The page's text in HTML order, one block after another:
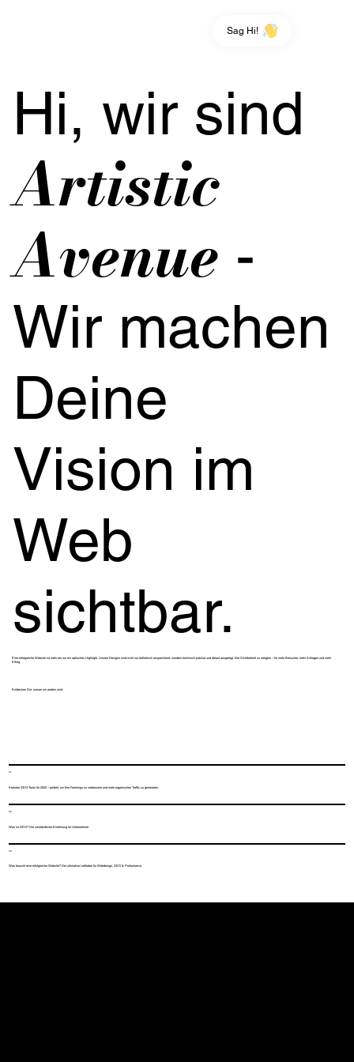
Sag Hi!
Hi, wir sind
Artistic
Avenue -
Wir machen
Deine
Vision im
Web
sichtbar.
Eine erfolgreiche Website ist mehr als nur ein optisches Highlight. Unsere Designs sind nicht nur ästhetisch ansprechend, sondern technisch präzise und darauf ausgelegt, Ihre Sichtbarkeit zu steigern – für mehr Besucher, mehr Anfragen und mehr
Erfolg.
Entdecken Sie, warum wir anders sind
01
9 besten SEO-Tools für 2025 – perfekt, um Ihre Rankings zu verbessern und mehr organischen Traffic zu generieren.
02
Was ist SEO? Die verständliche Einführung für Unternehmer
03
Was braucht eine erfolgreiche Website? Der ultimative Leitfaden für Webdesign, SEO & Performance